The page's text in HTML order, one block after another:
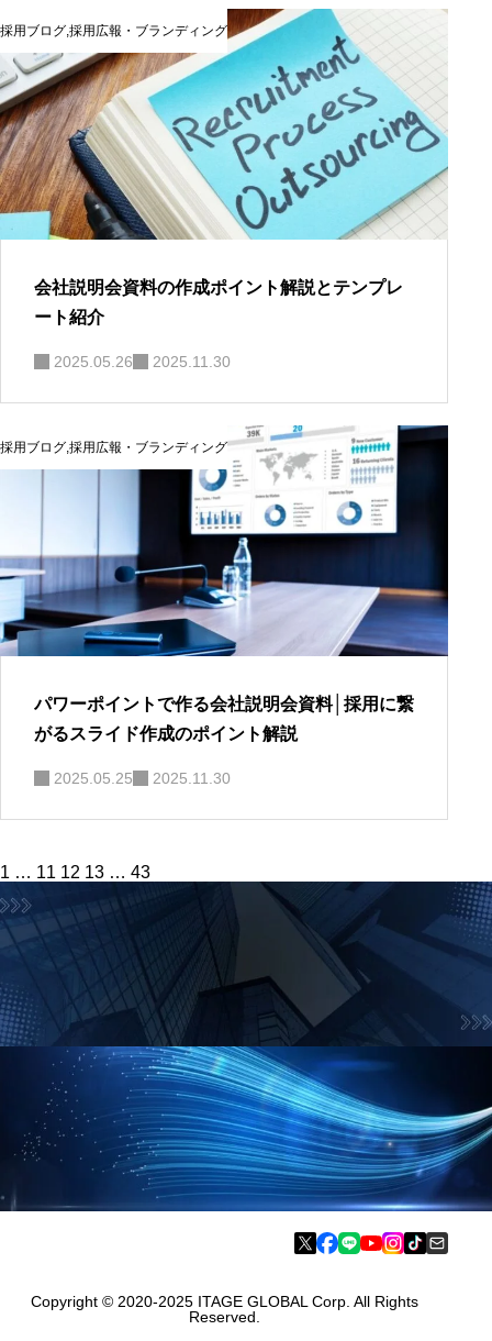
採用ブログ 採用広報・ブランディング
会社説明会資料の作成ポイント解説とテンプレ
ート紹介
2025.05.26 2025.11.30
採用ブログ 採用広報・ブランディング
パワーポイントで作る会社説明会資料│採用に繋
がるスライド作成のポイント解説
2025.05.25 2025.11.30
投
の
ペ
ー
り
1 … 11 12 13 … 43
お問合せフォーム
お気軽にお問合せ下さい
採用に役立つお得な情報をご案内
Copyright © 2020-2025 ITAGE GLOBAL Corp. All Rights
Reserved.